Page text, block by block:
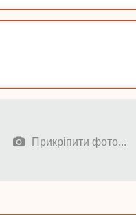
Прикріпити фото...